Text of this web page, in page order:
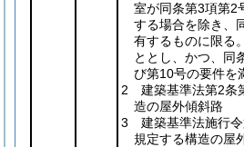
室が同条第3項第2
する場合を除き、
有するものに限る
ととし、かつ、同
び第10号の要件を
2 建築基準法第2条
造の屋外傾斜路
3 建築基準法施行令
規定する構造の屋